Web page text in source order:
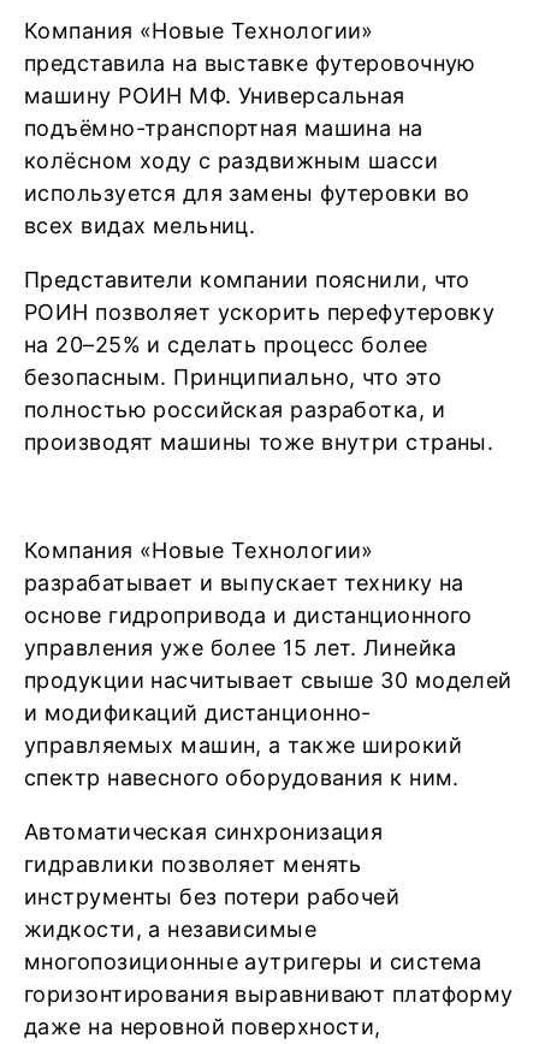
Компания «Новые Технологии»
представила на выставке футеровочную
машину РОИН МФ. Универсальная
подъёмно-транспортная машина на
колёсном ходу с раздвижным шасси
используется для замены футеровки во
всех видах мельниц.
Представители компании пояснили, что
РОИН позволяет ускорить перефутеровку
на 20–25% и сделать процесс более
безопасным. Принципиально, что это
полностью российская разработка, и
производят машины тоже внутри страны.
Компания «Новые Технологии»
разрабатывает и выпускает технику на
основе гидропривода и дистанционного
управления уже более 15 лет. Линейка
продукции насчитывает свыше 30 моделей
и модификаций дистанционно-
управляемых машин, а также широкий
спектр навесного оборудования к ним.
Автоматическая синхронизация
гидравлики позволяет менять
инструменты без потери рабочей
жидкости, а независимые
многопозиционные аутригеры и система
горизонтирования выравнивают платформу
даже на неровной поверхности,